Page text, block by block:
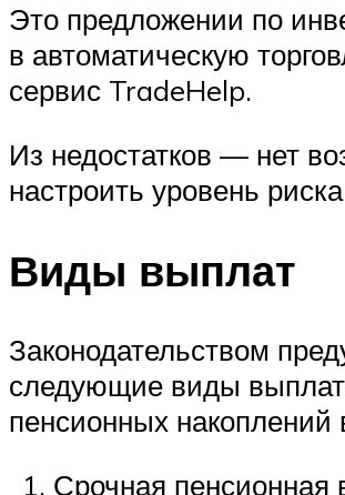
Это предложении по
в автоматическую
сервис TradeHelp.
Из недостатков — нет
настроить уровень
Виды выплат
Законодательством
следующие виды выплат
пенсионных накоплений
Срочная пенсионная